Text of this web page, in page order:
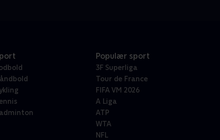
Populær sport
3F Superliga
Tour de France
FIFA VM 2026
A Liga
ATP
WTA
NFL